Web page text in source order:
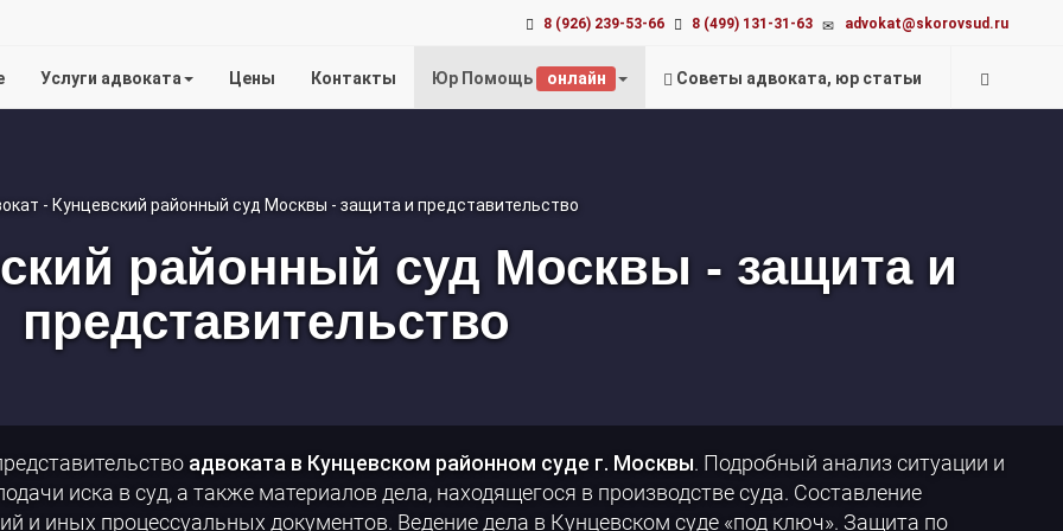
8 (926) 239-53-66 8 (499) 131-31-63 advokat@skorovsud.ru
Услуги адвоката Цены Контакты Юр Помощь онлайн Советы адвоката, юр статьи
районный суд Москвы - защита и
представительство
адвоката в Кунцевском районном суде г. Москвы. Подробный анализ ситуации и
иска в суд, а также материалов дела, находящегося в производстве суда. Составление
и иных процессуальных документов. Ведение дела в Кунцевском суде «под ключ». Защита по